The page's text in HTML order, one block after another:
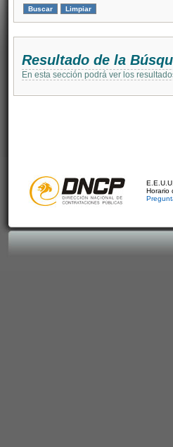
Resultado de la
En esta sección podrá ver los
Horario